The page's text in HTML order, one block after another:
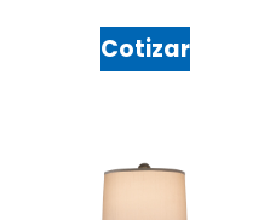
Cotizar